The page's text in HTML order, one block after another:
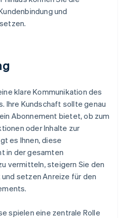
und
klare Kommunikation des
Ihre Kundschaft sollte genau
Abonnement bietet, ob zum
oder Inhalte zur
es Ihnen, diese
in der gesamten
vermitteln, steigern Sie den
setzen Anreize für den
spielen eine zentrale Rolle